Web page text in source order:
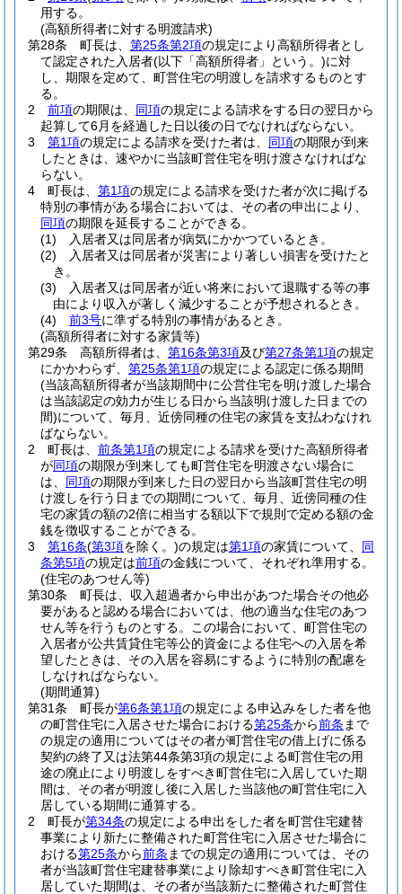
用する。
(高額所得者に対する明渡請求)
第28条
町長は、 第25条第2項の規定により高額所得者とし
て認定された入居者(以下「高額所得者」という。)に対
し、期限を定めて、町営住宅の明渡しを請求するものとす
る。
2
前項の期限は、 同項の規定による請求をする日の翌日から
起算して6月を経過した日以後の日でなければならない。
3
第1項の規定による請求を受けた者は、 同項の期限が到来
したときは、速やかに当該町営住宅を明け渡さなければな
らない。
4
町長は、 第1項の規定による請求を受けた者が次に掲げる
特別の事情がある場合においては、その者の申出により、
同項の期限を延長することができる。
(1)
入居者又は同居者が病気にかかつているとき。
(2)
入居者又は同居者が災害により著しい損害を受けたと
き。
(3)
入居者又は同居者が近い将来において退職する等の事
由により収入が著しく減少することが予想されるとき。
(4)
前3号に準ずる特別の事情があるとき。
(高額所得者に対する家賃等)
第29条
高額所得者は、 第16条第3項及び第27条第1項の規定
にかかわらず、 第25条第1項の規定による認定に係る期間
(当該高額所得者が当該期間中に公営住宅を明け渡した場合
は当該認定の効力が生じる日から当該明け渡した日までの
間)について、毎月、近傍同種の住宅の家賃を支払わなけれ
ばならない。
2
町長は、 前条第1項の規定による請求を受けた高額所得者
が同項の期限が到来しても町営住宅を明渡さない場合に
は、 同項の期限が到来した日の翌日から当該町営住宅の明
け渡しを行う日までの期間について、毎月、近傍同種の住
宅の家賃の額の2倍に相当する額以下で規則で定める額の金
銭を徴収することができる。
3
第16条(第3項を除く。)の規定は第1項の家賃について、 同
条第5項の規定は前項の金銭について、それぞれ準用する。
(住宅のあつせん等)
第30条
町長は、収入超過者から申出があつた場合その他必
要があると認める場合においては、他の適当な住宅のあつ
せん等を行うものとする。
この場合において、町営住宅の
入居者が公共賃貸住宅等公的資金による住宅への入居を希
望したときは、その入居を容易にするように特別の配慮を
しなければならない。
(期間通算)
第31条
町長が第6条第1項の規定による申込みをした者を他
の町営住宅に入居させた場合における第25条から前条 まで
の規定の適用についてはその者が町営住宅の借上げに係る
契約の終了又は法第44条第3項の規定による町営住宅の用
途の廃止により明渡しをすべき町営住宅に入居していた期
間は、その者が明渡し後に入居した当該他の町営住宅に入
居している期間に通算する。
2
町長が第34条の規定による申出をした者を町営住宅建替
事業により新たに整備された町営住宅に入居させた場合に
おける第25条から前条 までの規定の適用については、その
者が当該町営住宅建替事業により除却すべき町営住宅に入
居していた期間は、その者が当該新たに整備された町営住